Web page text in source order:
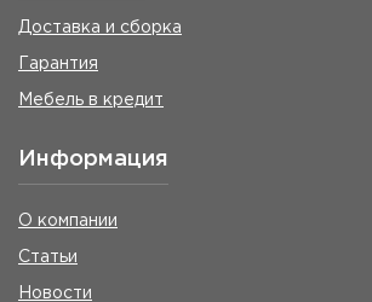
Доставка и сборка
Гарантия
Мебель в кредит
Информация
О компании
Статьи
Новости